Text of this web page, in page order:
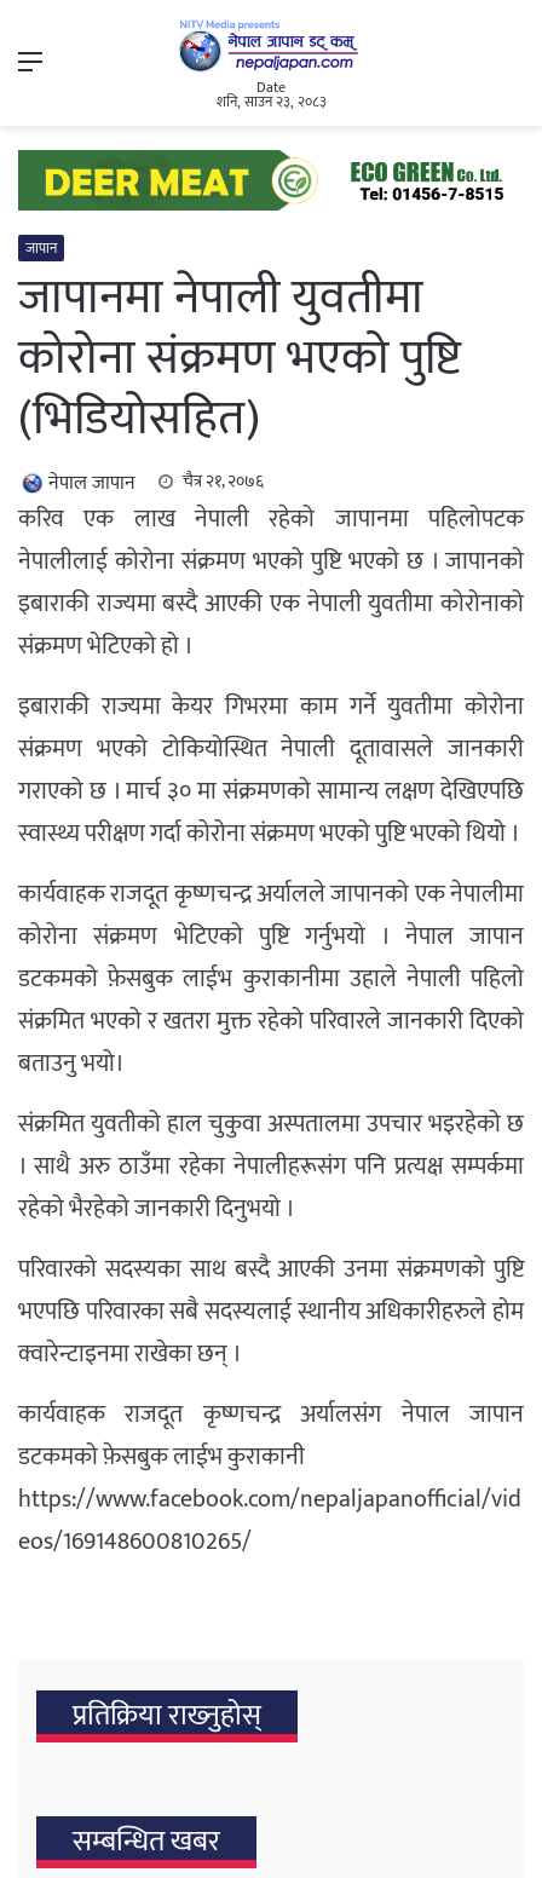
Menu
Date
शनि, साउन २३, २०८३
जापान
जापानमा नेपाली युवतीमा
कोरोना संक्रमण भएको पुष्टि
(भिडियोसहित)
नेपाल जापान चैत्र २१, २०७६
करिव एक लाख नेपाली रहेको जापानमा पहिलोपटक
नेपालीलाई कोरोना संक्रमण भएको पुष्टि भएको छ । जापानको
इबाराकी राज्यमा बस्दै आएकी एक नेपाली युवतीमा कोरोनाको
संक्रमण भेटिएको हो ।
इबाराकी राज्यमा केयर गिभरमा काम गर्ने युवतीमा कोरोना
संक्रमण भएको टोकियोस्थित नेपाली दूतावासले जानकारी
गराएको छ । मार्च ३० मा संक्रमणको सामान्य लक्षण देखिएपछि
स्वास्थ्य परीक्षण गर्दा कोरोना संक्रमण भएको पुष्टि भएको थियो ।
कार्यवाहक राजदूत कृष्णचन्द्र अर्यालले जापानको एक नेपालीमा
कोरोना संक्रमण भेटिएको पुष्टि गर्नुभयो । नेपाल जापान
डटकमको फ़ेसबुक लाईभ कुराकानीमा उहाले नेपाली पहिलो
संक्रमित भएको र खतरा मुक्त रहेको परिवारले जानकारी दिएको
बताउनु भयो।
संक्रमित युवतीको हाल चुकुवा अस्पतालमा उपचार भइरहेको छ
। साथै अरु ठाउँमा रहेका नेपालीहरूसंग पनि प्रत्यक्ष सम्पर्कमा
रहेको भैरहेको जानकारी दिनुभयो ।
परिवारको सदस्यका साथ बस्दै आएकी उनमा संक्रमणको पुष्टि
भएपछि परिवारका सबै सदस्यलाई स्थानीय अधिकारीहरुले होम
क्वारेन्टाइनमा राखेका छन् ।
कार्यवाहक राजदूत कृष्णचन्द्र अर्यालसंग नेपाल जापान
डटकमको फ़ेसबुक लाईभ कुराकानी
https://www.facebook.com/nepaljapanofficial/vid
eos/169148600810265/
प्रतिक्रिया राख्‍नुहोस्
सम्बन्धित खबर